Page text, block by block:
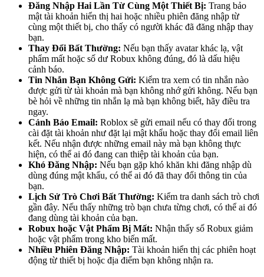
Đăng Nhập Hai Lần Từ Cùng Một Thiết Bị: Trang bảo
mật tài khoản hiển thị hai hoặc nhiều phiên đăng nhập từ
cùng một thiết bị, cho thấy có người khác đã đăng nhập thay
bạn.
Thay Đổi Bất Thường: Nếu bạn thấy avatar khác lạ, vật
phẩm mất hoặc số dư Robux không đúng, đó là dấu hiệu
cảnh báo.
Tin Nhắn Bạn Không Gửi: Kiểm tra xem có tin nhắn nào
được gửi từ tài khoản mà bạn không nhớ gửi không. Nếu bạn
bè hỏi về những tin nhắn lạ mà bạn không biết, hãy điều tra
ngay.
Cảnh Báo Email: Roblox sẽ gửi email nếu có thay đổi trong
cài đặt tài khoản như đặt lại mật khẩu hoặc thay đổi email liên
kết. Nếu nhận được những email này mà bạn không thực
hiện, có thể ai đó đang can thiệp tài khoản của bạn.
Khó Đăng Nhập: Nếu bạn gặp khó khăn khi đăng nhập dù
dùng đúng mật khẩu, có thể ai đó đã thay đổi thông tin của
bạn.
Lịch Sử Trò Chơi Bất Thường: Kiểm tra danh sách trò chơi
gần đây. Nếu thấy những trò bạn chưa từng chơi, có thể ai đó
đang dùng tài khoản của bạn.
Robux hoặc Vật Phẩm Bị Mất: Nhận thấy số Robux giảm
hoặc vật phẩm trong kho biến mất.
Nhiều Phiên Đăng Nhập: Tài khoản hiển thị các phiên hoạt
động từ thiết bị hoặc địa điểm bạn không nhận ra.